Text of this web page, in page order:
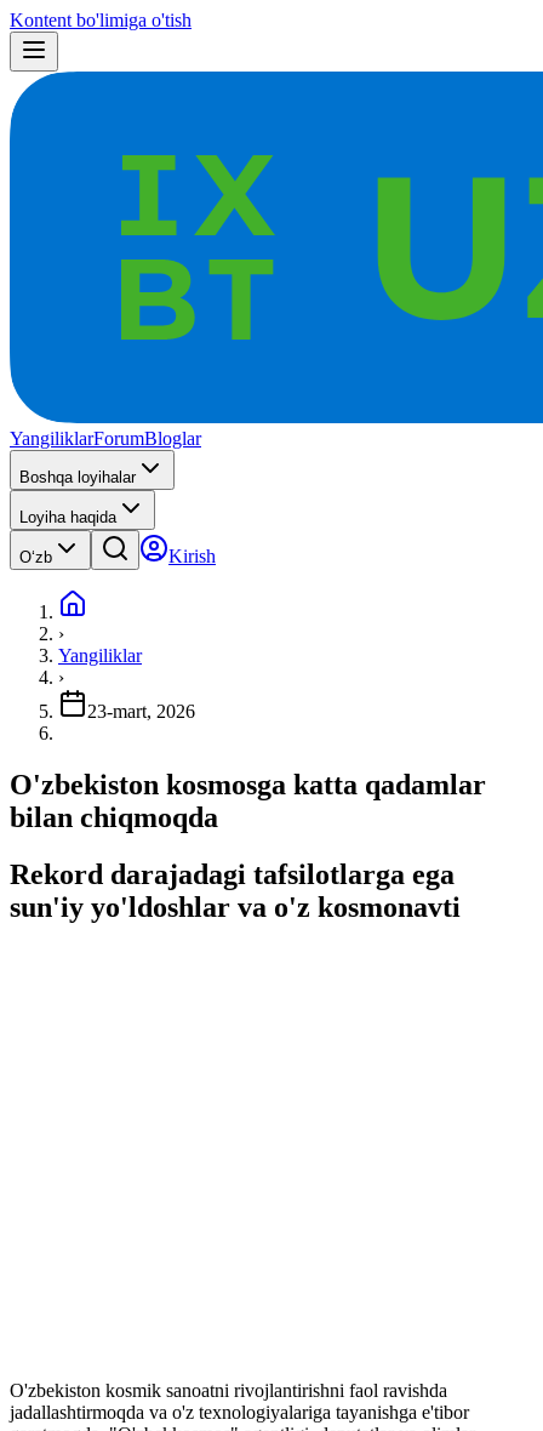
Kontent bo'limiga o'tish
YangiliklarForumBloglar
Boshqa loyihalar
Loyiha haqida
Oʻzb Kirish
›
Yangiliklar
›
23-mart, 2026
O'zbekiston kosmosga katta qadamlar
bilan chiqmoqda
Rekord darajadagi tafsilotlarga ega
sun'iy yo'ldoshlar va o'z kosmonavti
O'zbekiston kosmik sanoatni rivojlantirishni faol ravishda
jadallashtirmoqda va o'z texnologiyalariga tayanishga e'tibor